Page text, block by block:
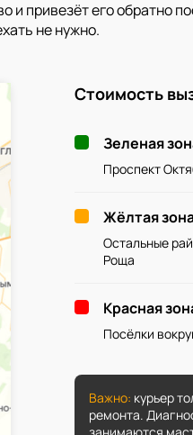
и привезёт его обратно
не нужно.
Стоимость
Зеленая
Проспект
Жёлтая
Остальные
Роща
Красная
Посёлки
Важно: курьер
ремонта.